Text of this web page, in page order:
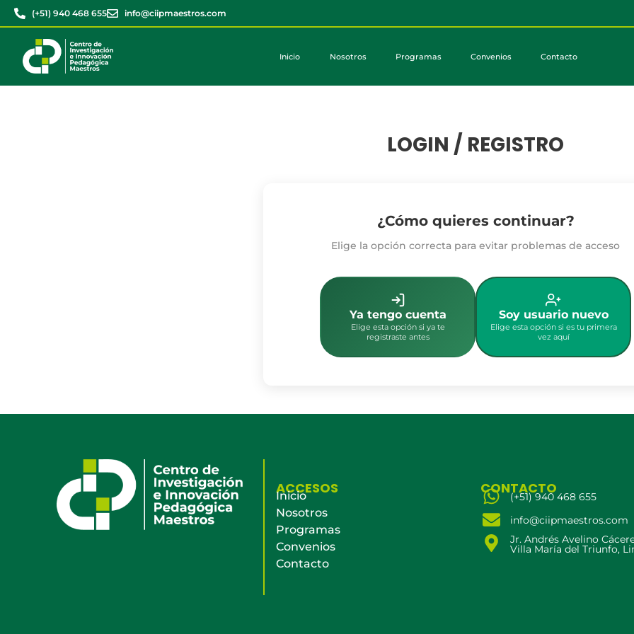
(+51) 940 468 655 info@ciipmaestros.com
Inicio Nosotros Programas Convenios Contacto
LOGIN / REGISTRO
¿Cómo quieres continuar?
Elige la opción correcta para evitar problemas de acceso
Ya tengo cuenta
Elige esta opción si ya te
registraste antes
Soy usuario nuevo
Elige esta opción si es tu primera
vez aquí
ACCESOS
Inicio
Nosotros
Programas
Convenios
Contacto
CONTACTO
(+51) 940 468 655
info@ciipmaestros.com
Jr. Andrés Avelino
Villa María del Triunfo,